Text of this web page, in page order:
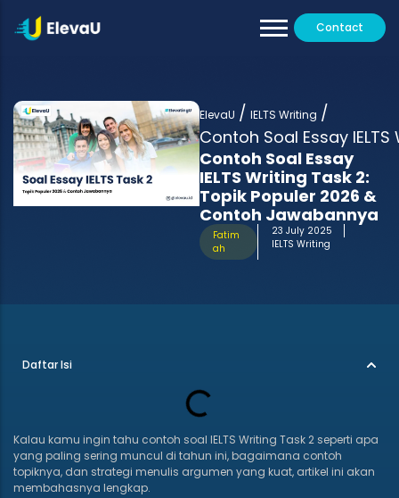
Testimoni
Contact
ElevaU / IELTS Writing /
Contoh Soal Essay
Contoh Soal Essay
IELTS Writing Task 2:
Topik Populer 2026 &
Contoh Jawabannya
Fatim
ah
23 July 2025
IELTS Writing
Daftar Isi
Kalau kamu ingin tahu contoh soal IELTS Writing Task 2 seperti apa
yang paling sering muncul di tahun ini, bagaimana contoh
topiknya, dan strategi menulis argumen yang kuat, artikel ini akan
membahasnya lengkap.